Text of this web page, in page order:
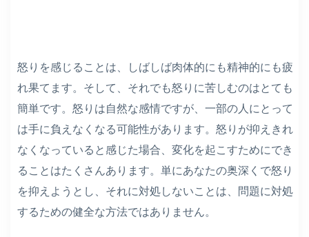
怒りを感じることは、しばしば肉体的にも精神的にも疲
れ果てます。そして、それでも怒りに苦しむのはとても
簡単です。怒りは自然な感情ですが、一部の人にとって
は手に負えなくなる可能性があります。怒りが抑えきれ
なくなっていると感じた場合、変化を起こすためにでき
ることはたくさんあります。単にあなたの奥深くで怒り
を抑えようとし、それに対処しないことは、問題に対処
するための健全な方法ではありません。